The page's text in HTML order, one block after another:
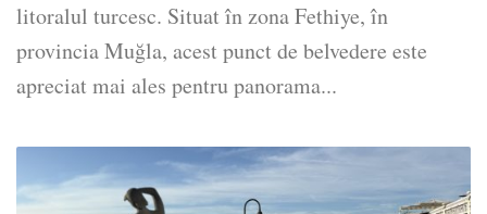
litoralul turcesc. Situat în zona Fethiye, în
provincia Muğla, acest punct de belvedere este
apreciat mai ales pentru panorama...